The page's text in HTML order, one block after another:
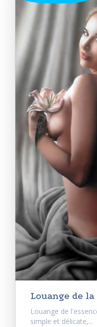
Louange de
Louange de
simple et délicate,...